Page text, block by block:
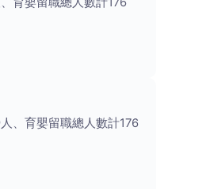
、育嬰留職總人數計176